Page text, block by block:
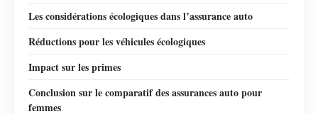
Les considérations écologiques dans l’assurance auto
Réductions pour les véhicules écologiques
Impact sur les primes
Conclusion sur le comparatif des assurances auto pour
femmes